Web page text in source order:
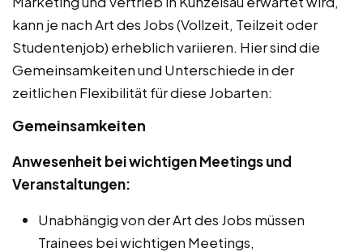
kann je nach Art des Jobs (Vollzeit, Teilzeit oder
Studentenjob) erheblich variieren. Hier sind die
Gemeinsamkeiten und Unterschiede in der
zeitlichen Flexibilität für diese Jobarten:
Gemeinsamkeiten
Anwesenheit bei wichtigen Meetings und
Veranstaltungen:
Unabhängig von der Art des Jobs müssen
Trainees bei wichtigen Meetings,